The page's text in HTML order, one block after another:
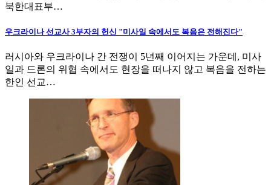
북한대표부…
우크라이나 선교사 3부자의 헌신 "미사일 속에서도 복음은 전해진다"
러시아와 우크라이나 간 전쟁이 5년째 이어지는 가운데, 미사
일과 드론의 위협 속에서도 현장을 떠나지 않고 복음을 전하는
한인 선교…